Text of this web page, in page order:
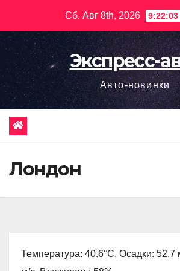
содержимому
Сб. Авг 8th, 2026 9:22:04
Экспресс-
Авто-новинки
Лондон
Температура: 40.6°C, Осадки: 52.7